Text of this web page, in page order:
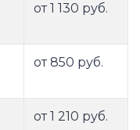
от 1 130 руб.
от 850 руб.
от 1 210 руб.